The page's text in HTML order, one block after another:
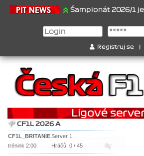
21.6.2026 Šampionát 2026/1 je za
Registruj se
CF1L 2026 A
CF1L_BRITANIEServer 1
trénink 2:00
Hráčů: 0 / 45